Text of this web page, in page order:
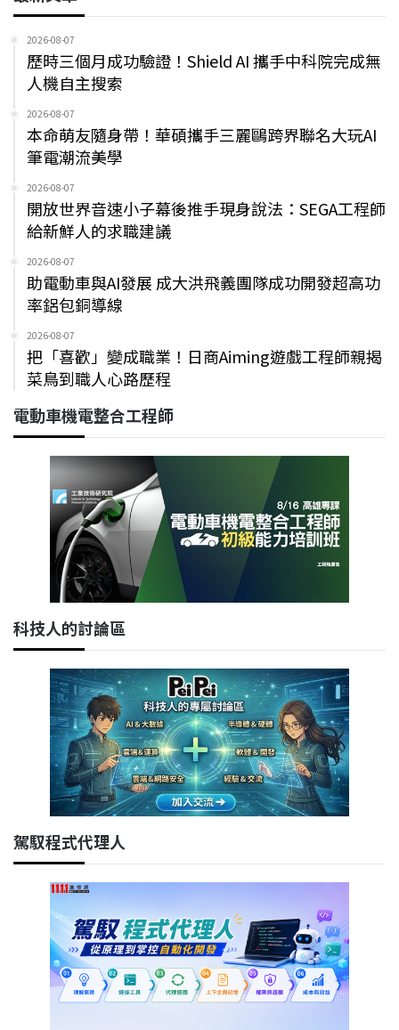
2026-08-07
歷時三個月成功驗證！Shield AI 攜手中科院完成無
人機自主搜索
2026-08-07
本命萌友隨身帶！華碩攜手三麗鷗跨界聯名大玩AI
筆電潮流美學
2026-08-07
開放世界音速小子幕後推手現身說法：SEGA工程師
給新鮮人的求職建議
2026-08-07
助電動車與AI發展 成大洪飛義團隊成功開發超高功
率鋁包銅導線
2026-08-07
把「喜歡」變成職業！日商Aiming遊戲工程師親揭
菜鳥到職人心路歷程
電動車機電整合工程師
科技人的討論區
駕馭程式代理人